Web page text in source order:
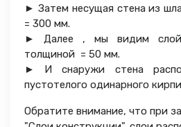
► Затем несущая стена из
= 300 мм.
► Далее , мы видим слой
толщиной = 50 мм.
► И снаружи стена
пустотелого одинарного
Обратите внимание, что при